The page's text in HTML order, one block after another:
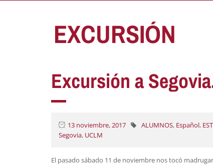
EXCURSIÓN
Excursión a
13 noviembre, 2017 ALUMNOS, Español,
Segovia, UCLM
El pasado sábado 11 de noviembre nos tocó